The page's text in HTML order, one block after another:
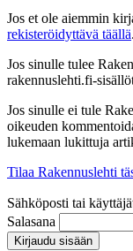
Jos et ole aiemmin
rekisteröidyttävä täällä.
Jos sinulle tulee
rakennuslehti.fi-
Jos sinulle ei tule
oikeuden
lukemaan lukittuja
Tilaa Rakennuslehti
Sähköposti tai
Salasana
Kirjaudu sisään